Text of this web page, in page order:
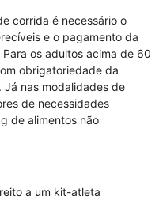
corrida é necessário o
e o pagamento da
os adultos acima de 60
obrigatoriedade da
Já nas modalidades de
de necessidades
de alimentos não
a um kit-atleta